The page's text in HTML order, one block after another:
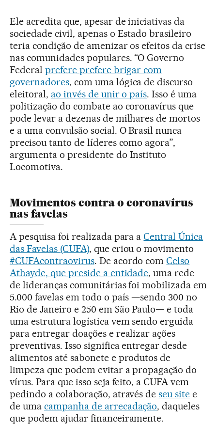
Ele acredita que, apesar de iniciativas da
sociedade civil, apenas o Estado brasileiro
teria condição de amenizar os efeitos da crise
nas comunidades populares. “O Governo
Federal prefere prefere brigar com
governadores, com uma lógica de discurso
eleitoral, ao invés de unir o país. Isso é uma
politização do combate ao coronavírus que
pode levar a dezenas de milhares de mortos
e a uma convulsão social. O Brasil nunca
precisou tanto de líderes como agora”,
argumenta o presidente do Instituto
Locomotiva.
Movimentos contra o coronavírus
nas favelas
A pesquisa foi realizada para aCentral Única
das Favelas (CUFA), que criou o movimento
#CUFAcontraovirus. De acordo comCelso
Athayde, que preside a entidade, uma rede
de lideranças comunitárias foi mobilizada em
5.000 favelas em todo o país —sendo 300 no
Rio de Janeiro e 250 em São Paulo— e toda
uma estrutura logística vem sendo erguida
para entregar doações e realizar ações
preventivas. Isso significa entregar desde
alimentos até sabonete e produtos de
limpeza que podem evitar a propagação do
vírus. Para que isso seja feito, a CUFA vem
pedindo a colaboração, através deseu site e
de uma campanha de arrecadação, daqueles
que podem ajudar financeiramente.